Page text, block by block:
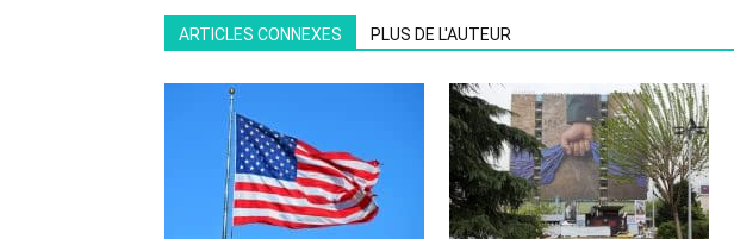
ARTICLES CONNEXES PLUS DE L'AUTEUR